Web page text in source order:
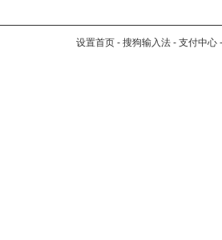
设置首页 - 搜狗输入法 - 支付中心 -